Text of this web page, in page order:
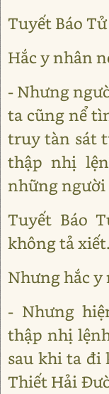
Tuyết Báo
Hắc y nhân
- Nhưng
ta cũng nể
truy tàn sát
thập nhị
những người
Tuyết Báo
không tả xiết.
Nhưng hắc
- Nhưng
thập nhị
sau khi ta đi
Thiết Hải